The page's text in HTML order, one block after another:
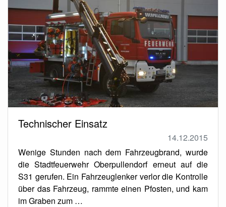
Technischer Einsatz
14.12.2015
Wenige Stunden nach dem Fahrzeugbrand, wurde
die Stadtfeuerwehr Oberpullendorf erneut auf die
S31 gerufen. Ein Fahrzeuglenker verlor die Kontrolle
über das Fahrzeug, rammte einen Pfosten, und kam
im Graben zum …